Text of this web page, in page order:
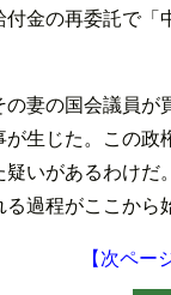
付金の再委託で
の妻の国会議員
が生じた。この
いがあるわけ
過程がここから
【次ペー